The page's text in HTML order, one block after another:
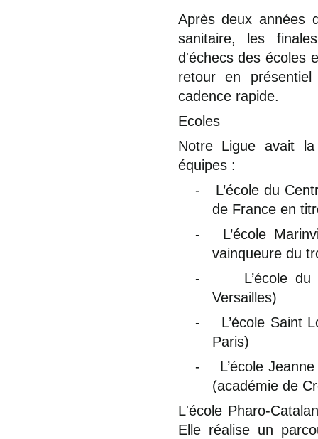
Après deux années
sanitaire, les
d'échecs des écoles
retour en
cadence rapide.
Ecoles
Notre Ligue avait
équipes :
-
L’école du
de France en
-
L’école
vainqueure du
-
L’école
Versailles)
-
L’école Saint
Paris)
-
L’école
(académie de
L'école Pharo-
Elle réalise un